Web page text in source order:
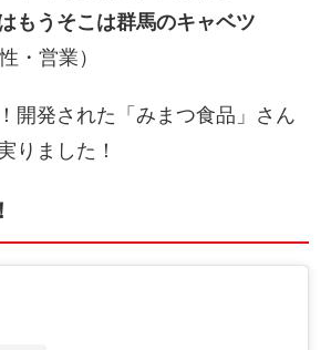
もうそこは群馬のキャベツ
・営業）
開発された「みまつ食品」さん
りました！